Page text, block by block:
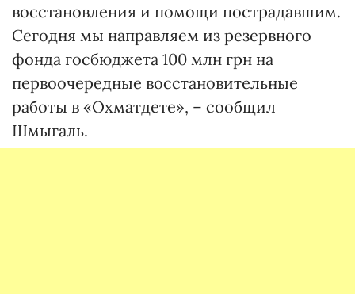
восстановления и помощи пострадавшим.
Сегодня мы направляем из резервного
фонда госбюджета 100 млн грн на
первоочередные восстановительные
работы в «Охматдете», – сообщил
Шмыгаль.